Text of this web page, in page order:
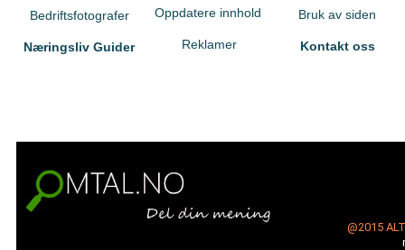
Bedriftsfotografer
Næringsliv Guider
Oppdatere innhold
Reklamer
Bruk av siden
Kontakt oss
@2015